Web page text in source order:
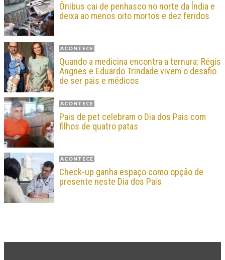
Ônibus cai de penhasco no norte da Índia e
deixa ao menos oito mortos e dez feridos
ACONTECE
Quando a medicina encontra a ternura: Régis
Angnes e Eduardo Trindade vivem o desafio
de ser pais e médicos
ACONTECE
Pais de pet celebram o Dia dos Pais com
filhos de quatro patas
ACONTECE
Check-up ganha espaço como opção de
presente neste Dia dos Pais